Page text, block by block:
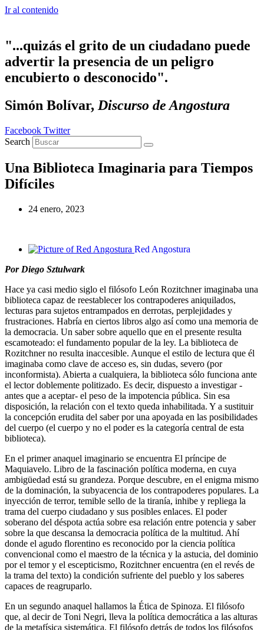
Ir al contenido
"...quizás el grito de un ciudadano puede
advertir la presencia de un peligro
encubierto o desconocido".
Simón Bolívar, Discurso de Angostura
Facebook Twitter
Search
Una Biblioteca Imaginaria para Tiempos
Difíciles
24 enero, 2023
Red Angostura
Por Diego Sztulwark
Hace ya casi medio siglo el filósofo León Rozitchner imaginaba una
biblioteca capaz de reestablecer los contrapoderes aniquilados,
lecturas para sujetos entrampados en derrotas, perplejidades y
frustraciones. Habría en ciertos libros algo así como una memoria de
la democracia. Un saber sobre aquello que en el presente resulta
escamoteado: el fundamento popular de la ley. La biblioteca de
Rozitchner no resulta inaccesible. Aunque el estilo de lectura que él
imaginaba como clave de acceso es, sin dudas, severo (por
inconformista). Abierta a cualquiera, la biblioteca sólo funciona ante
el lector doblemente politizado. Es decir, dispuesto a investigar -
antes que a aceptar- el peso de la impotencia pública. Sin esa
disposición, la relación con el texto queda inhabilitada. Y a sustituir
la concepción erudita del saber por una apoyada en las posibilidades
del cuerpo (el cuerpo y no el poder es la categoría central de esta
biblioteca).
En el primer anaquel imaginario se encuentra El príncipe de
Maquiavelo. Libro de la fascinación política moderna, en cuya
ambigüedad está su grandeza. Porque descubre, en el enigma mismo
de la dominación, la subyacencia de los contrapoderes populares. La
inyección de terror, temible sello de la tiranía, inhibe y repliega la
trama del cuerpo ciudadano y sus posibles enlaces. El poder
soberano del déspota actúa sobre esa relación entre potencia y saber
sobre la que descansa la democracia política de la multitud. Ahí
donde el agudo florentino es reconocido por la ciencia política
convencional como el maestro de la técnica y la astucia, del dominio
por el temor y el escepticismo, Rozitchner encuentra (en el revés de
la trama del texto) la condición sufriente del pueblo y los saberes
capaces de reagruparlo.
En un segundo anaquel hallamos la Ética de Spinoza. El filósofo
que, al decir de Toni Negri, lleva la política democrática a las alturas
de la metafísica sistemática. El filósofo detrás de todos los filósofos